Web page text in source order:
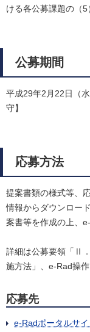
ける各公募課題の（5
公募期間
平成29年2月22日（
守】
応募方法
提案書類の様式等、
情報からダウンロー
案書等を作成の上、
詳細は公募要領「Ⅱ
施方法」、e-Rad操
応募先
e-Radポータルサイ